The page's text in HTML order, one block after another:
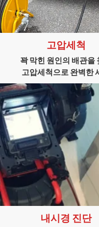
고압세척
꽉 막힌 원인의 배관을
고압세척으로 완벽한
내시경 진단